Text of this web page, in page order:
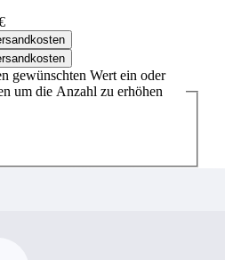
gewünschten Wert ein oder
um die Anzahl zu erhöhen